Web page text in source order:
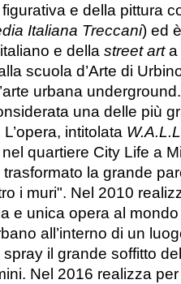
e della pittura
Italiana Treccani) ed
e della street arta
scuola d’Arte di
urbana
una delle più
intitolata
quartiere City Life a
la grande
i muri". Nel 2010
e unica opera al
all’interno di un
il grande soffitto
Nel 2016 realizza per